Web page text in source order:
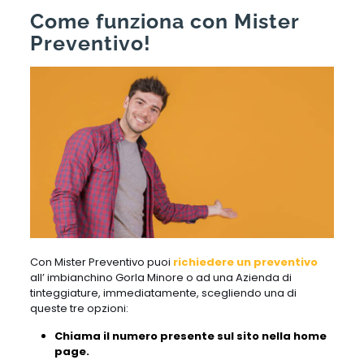
Come funziona con Mister
Preventivo!
Con Mister Preventivo puoi richiedere un preventivo
all’ imbianchino Gorla Minore o ad una Azienda di
tinteggiature, immediatamente, scegliendo una di
queste tre opzioni:
Chiama il numero presente sul sito nella home
page.